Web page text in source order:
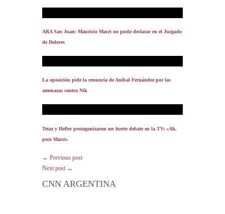
ARA San Juan: Mauricio Macri no pudo declarar en el Juzgado
de Dolores
La oposición pide la renuncia de Aníbal Fernández por las
amenazas contra Nik
Tetaz y Heller protagonizaron un fuerte debate en la TV: «Ah,
pero Macri»
← Previous post
Next post →
CNN ARGENTINA